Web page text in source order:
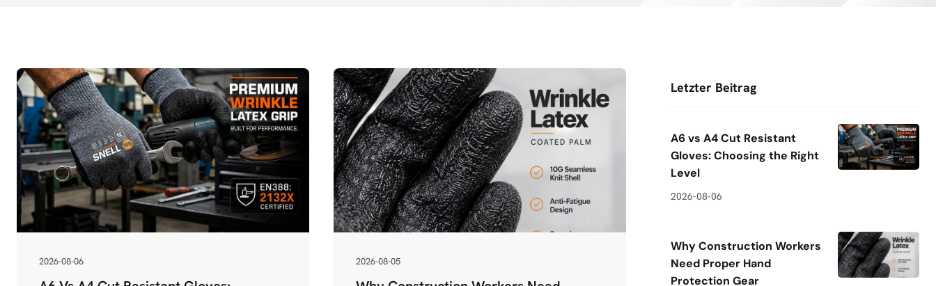
2026-08-06 2026-08-05
Letzter Beitrag
A6 vs A4 Cut Resistant
Gloves: Choosing the Right
Level
2026-08-06
Why Construction Workers
Need Proper Hand
Protection Gear